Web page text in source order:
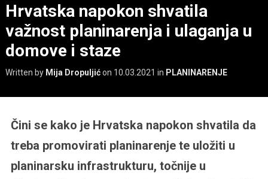
Hrvatska napokon shvatila
važnost planinarenja i ulaganja u
domove i staze
Written by Mija Dropuljićon 10.03.2021 in PLANINARENJE
Čini se kako je Hrvatska napokon shvatila da
treba promovirati planinarenje te uložiti u
planinarsku infrastrukturu, točnije u